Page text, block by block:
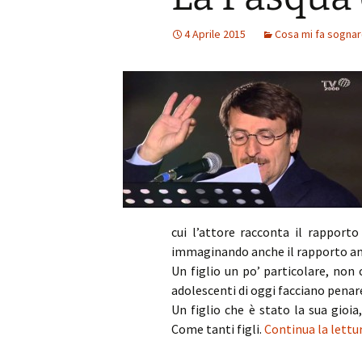
4 Aprile 2015 Cosa mi fa
cui l’attore racconta il
immaginando anche il rapporto
Un figlio un po’ particolare, non
adolescenti di oggi facciano
Un figlio che è stato la sua
Come tanti figli. Continua la